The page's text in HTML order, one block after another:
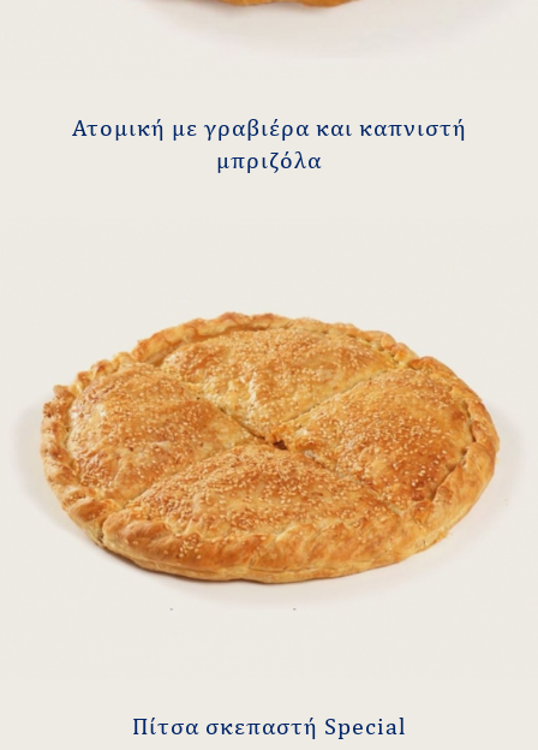
Ατομική με γραβιέρα και καπνιστή
μπριζόλα
Πίτσα σκεπαστή Special